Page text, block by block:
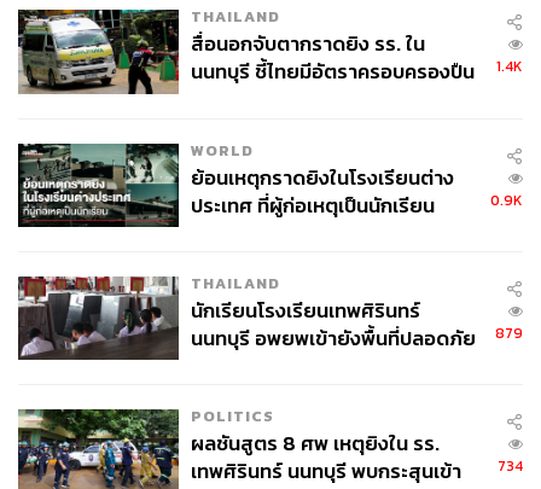
THAILAND
สื่อนอกจับตากราดยิง รร. ใน
นนทบุรี ชี้ไทยมีอัตราครอบครองปืน
1.4K
WORLD
ย้อนเหตุกราดยิงในโรงเรียนต่าง
ประเทศ ที่ผู้ก่อเหตุเป็นนักเรียน
0.9K
THAILAND
นักเรียนโรงเรียนเทพศิรินทร์
นนทบุรี อพยพเข้ายังพื้นที่ปลอดภัย
879
POLITICS
ผลชันสูตร 8 ศพ เหตุยิงใน รร.
เทพศิรินทร์ นนทบุรี พบกระสุนเข้า
734